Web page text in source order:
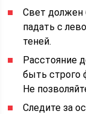
Свет
падать с
теней.
Расстояние
быть строго
Не
Следите за